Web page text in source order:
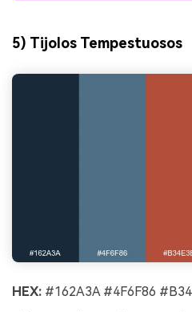
5) Tijolos Tempestuosos
HEX: #162A3A #4F6F86